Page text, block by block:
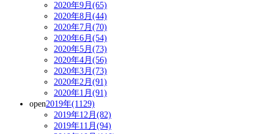
2020年9月(65)
2020年8月(44)
2020年7月(70)
2020年6月(54)
2020年5月(73)
2020年4月(56)
2020年3月(73)
2020年2月(91)
2020年1月(91)
open2019年(1129)
2019年12月(82)
2019年11月(94)